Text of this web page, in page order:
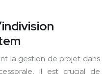
la gestion de projet dans
il est crucial de